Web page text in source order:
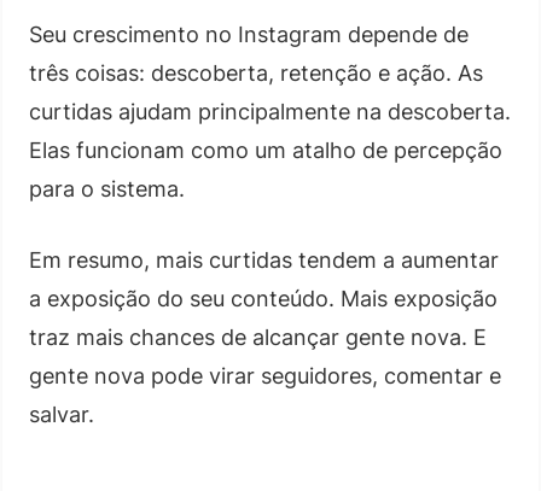
Seu crescimento no Instagram depende de
três coisas: descoberta, retenção e ação. As
curtidas ajudam principalmente na descoberta.
Elas funcionam como um atalho de percepção
para o sistema.
Em resumo, mais curtidas tendem a aumentar
a exposição do seu conteúdo. Mais exposição
traz mais chances de alcançar gente nova. E
gente nova pode virar seguidores, comentar e
salvar.